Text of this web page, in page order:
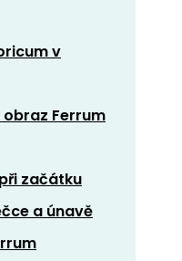
v
Ferrum
začátku
a únavě